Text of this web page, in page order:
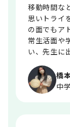
橋
中
移動時間な
思いトライ
の面でもア
常生活面や
い、先生に